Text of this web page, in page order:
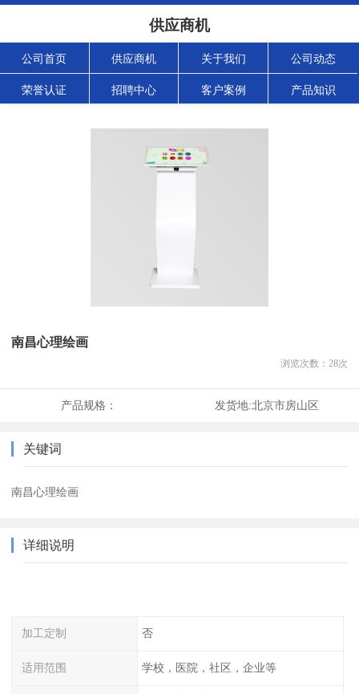
供应商机
公司首页 供应商机 关于我们 公司动态
荣誉认证 招聘中心 客户案例 产品知识
南昌心理绘画
浏览次数： 28次
产品规格： 发货地:北京市房山区
关键词
南昌心理绘画
详细说明
加工定制 否
适用范围 学校，医院，社区，企业等